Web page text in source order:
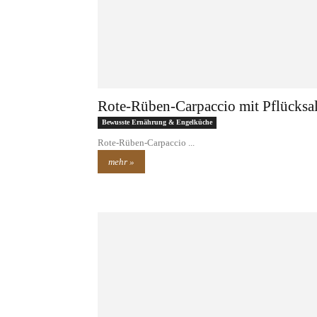
Rote-Rüben-Carpaccio mit
Bewusste Ernährung & Engelküche
Rote-Rüben-Carpaccio ...
mehr »